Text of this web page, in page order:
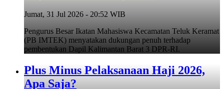
Jumat, 31 Jul 2026 - 20:52 WIB
Pengurus Besar Ikatan Mahasiswa Kecamatan Teluk Keramat
(PB IMTEK) menyatakan dukungan penuh terhadap
pembentukan Dapil Kalimantan Barat 3 DPR-RI.
Plus Minus Pelaksanaan Haji 2026,
Apa Saja?